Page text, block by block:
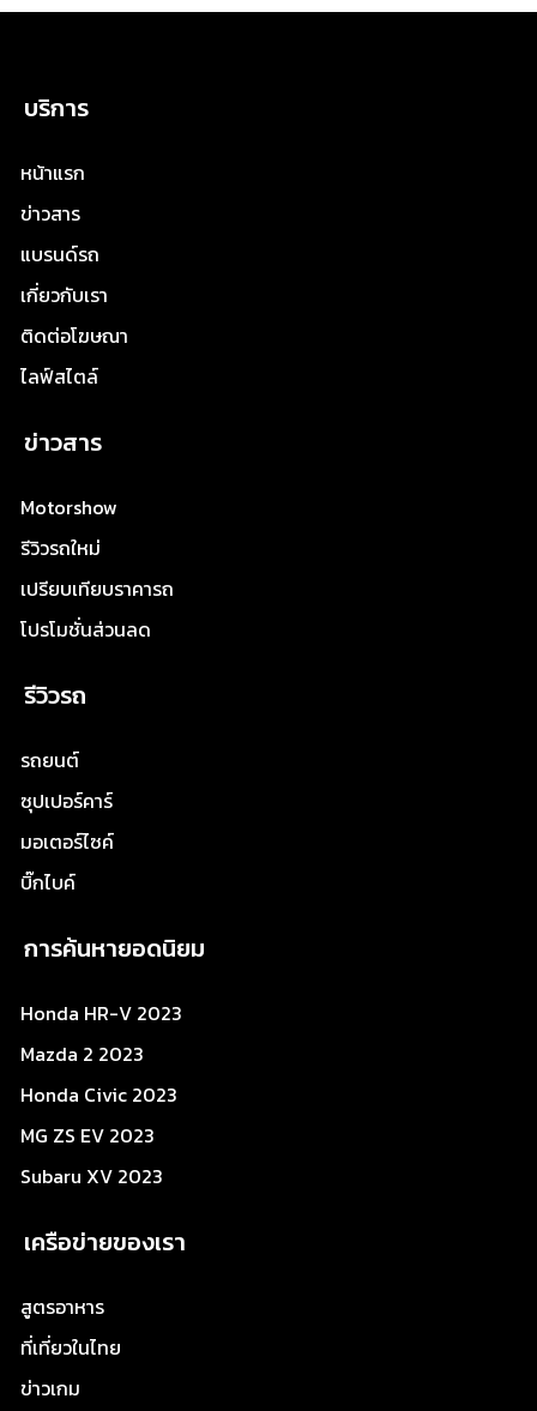
บริการ
หน้าแรก
ข่าวสาร
แบรนด์รถ
เกี่ยวกับเรา
ติดต่อโฆษณา
ไลฟ์สไตล์
ข่าวสาร
Motorshow
รีวิวรถใหม่
เปรียบเทียบราคารถ
โปรโมชั่นส่วนลด
รีวิวรถ
รถยนต์
ซุปเปอร์คาร์
มอเตอร์ไซค์
บิ๊กไบค์
การค้นหายอดนิยม
Honda HR-V 2023
Mazda 2 2023
Honda Civic 2023
MG ZS EV 2023
Subaru XV 2023
เครือข่ายของเรา
สูตรอาหาร
ที่เที่ยวในไทย
ข่าวเกม